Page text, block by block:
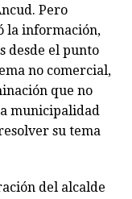
Pero
la información,
desde el punto
no comercial,
que no
municipalidad
su tema
del alcalde